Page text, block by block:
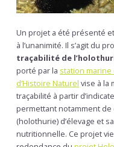
Un projet a été présenté
à l’unanimité. Il s’agit du
traçabilité de
porté par la station marine
d’Histoire Naturel vise à la
traçabilité à partir
permettant notamment
(holothurie) d’élevage et
nutritionnelle. Ce projet